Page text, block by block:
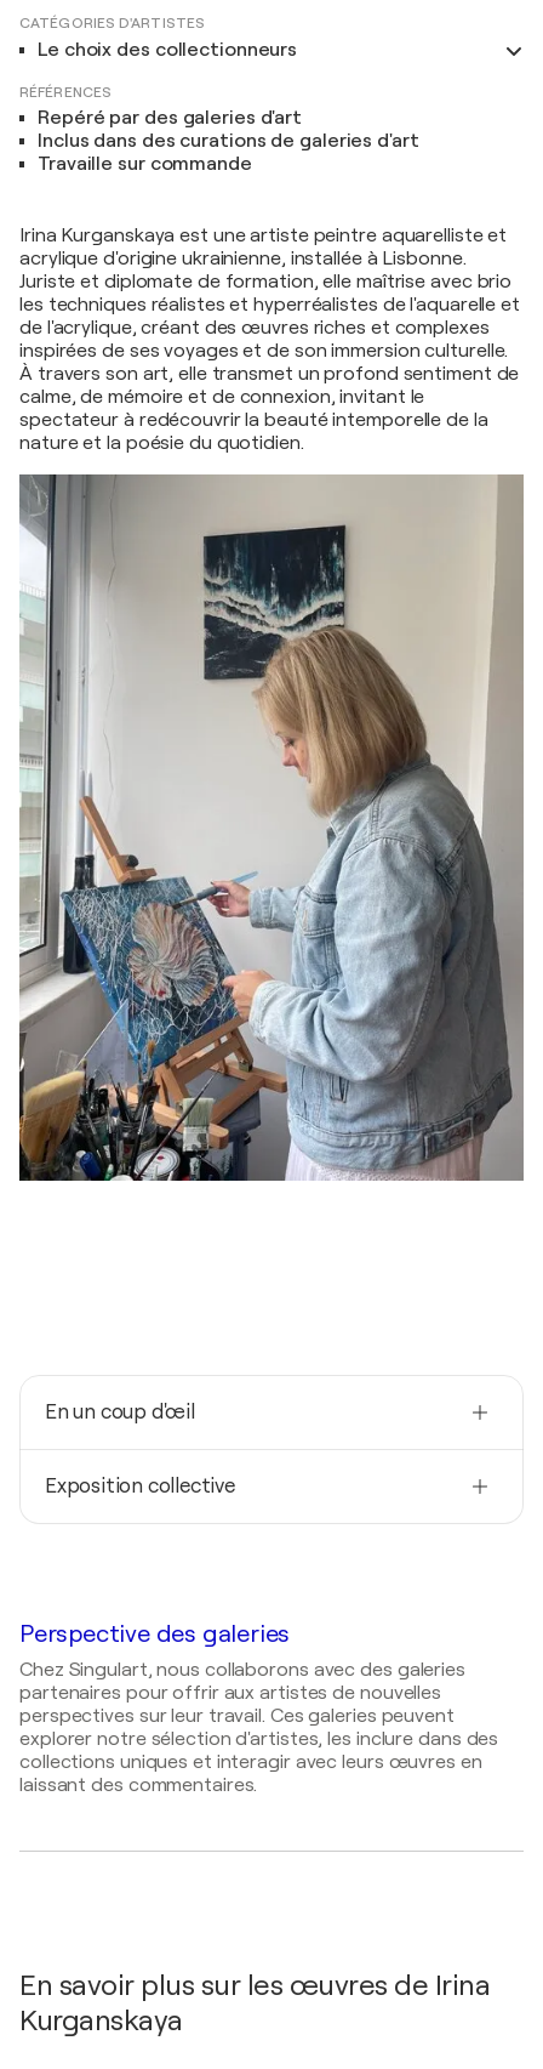
CATÉGORIES D'ARTISTES
Le choix des collectionneurs
RÉFÉRENCES
Repéré par des galeries d'art
Inclus dans des curations de galeries d'art
Travaille sur commande
Irina Kurganskaya est une artiste peintre aquarelliste et
acrylique d'origine ukrainienne, installée à Lisbonne.
Juriste et diplomate de formation, elle maîtrise avec brio
les techniques réalistes et hyperréalistes de l'aquarelle et
de l'acrylique, créant des œuvres riches et complexes
inspirées de ses voyages et de son immersion culturelle.
À travers son art, elle transmet un profond sentiment de
calme, de mémoire et de connexion, invitant le
spectateur à redécouvrir la beauté intemporelle de la
nature et la poésie du quotidien.
En un coup d'œil
Portugal
Né(e) en
Exposition collective
Perspective des galeries
Chez Singulart, nous collaborons avec des galeries
partenaires pour offrir aux artistes de nouvelles
perspectives sur leur travail. Ces galeries peuvent
explorer notre sélection d'artistes, les inclure dans des
collections uniques et interagir avec leurs œuvres en
laissant des commentaires.
En savoir plus sur les œuvres de Irina
Kurganskaya